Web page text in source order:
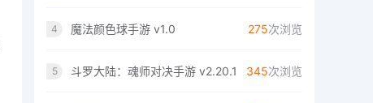
4 魔法颜色球手游 v1.0 275次浏览
5 斗罗大陆：魂师对决手游 v2.20.1 345次浏览